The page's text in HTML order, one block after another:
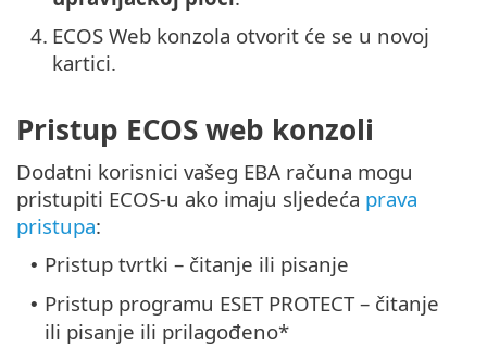
4. ECOS Web konzola otvorit će se u novoj
kartici.
Pristup ECOS web konzoli
Dodatni korisnici vašeg EBA računa mogu
pristupiti ECOS-u ako imaju sljedeća prava
pristupa:
• Pristup tvrtki – čitanje ili pisanje
• Pristup programu ESET PROTECT – čitanje
ili pisanje ili prilagođeno*